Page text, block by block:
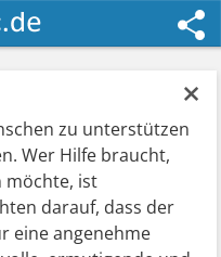
×
zu unterstützen
Wer Hilfe braucht,
möchte, ist
darauf, dass der
eine angenehme